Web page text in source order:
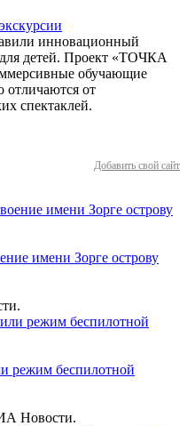
инновационный
детей. Проект «ТОЧКА
обучающие
отличаются от
спектаклей.
Добавить свой сайт
имени Зорге острову
режим беспилотной
Новости.